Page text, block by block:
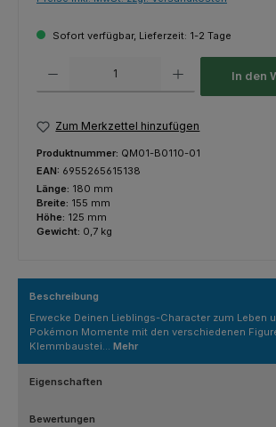
Sofort verfügbar, Lieferzeit: 1-2 Tage
In den
Zum Merkzettel hinzufügen
Produktnummer: QM01-B0110-01
EAN: 6955265615138
Länge: 180 mm
Breite: 155 mm
Höhe: 125 mm
Gewicht: 0,7 kg
Beschreibung
Erwecke Deinen Lieblings-Character zum Leben
Pokémon Momente mit den verschiedenen
Klemmbaustei… Mehr
Eigenschaften
Bewertungen